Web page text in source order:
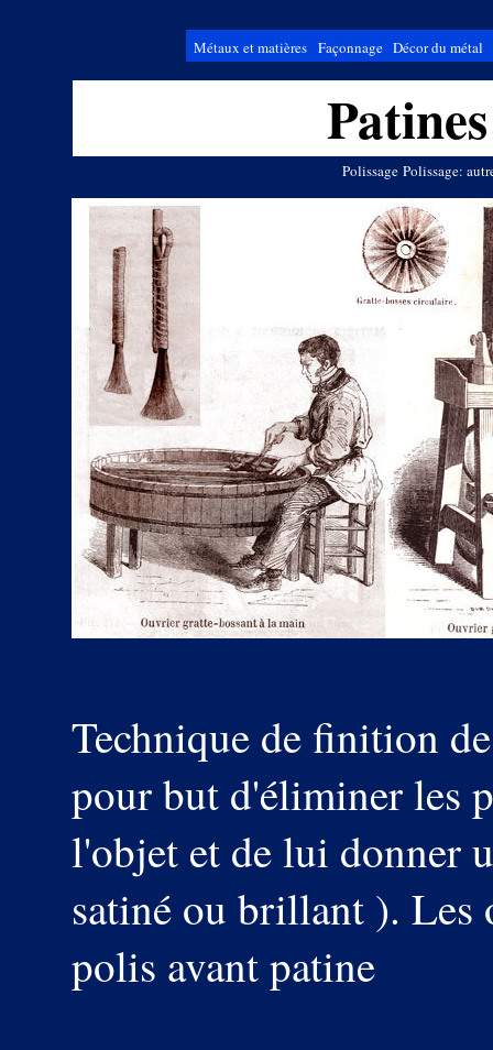
Métaux et matières Façonnage Décor du métal
Polissage Polissage:
Technique de finition
pour but d'éliminer les
l'objet et de lui donner
satiné ou brillant ). Les
polis avant patine